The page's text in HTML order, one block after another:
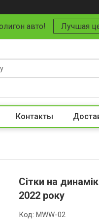
авто! Лучшая
Контакты
Сітки на
2022 року
Код:MWW-02